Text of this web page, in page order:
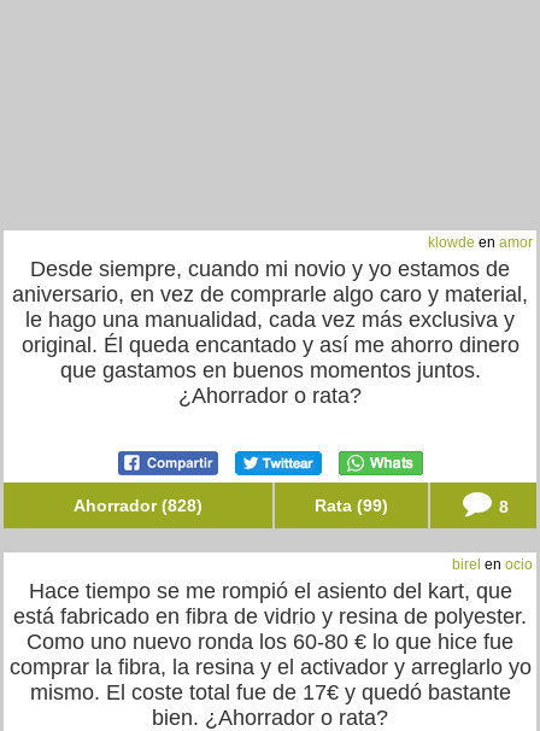
klowde en amor
Desde siempre, cuando mi novio y yo estamos de
aniversario, en vez de comprarle algo caro y material,
le hago una manualidad, cada vez más exclusiva y
original. Él queda encantado y así me ahorro dinero
que gastamos en buenos momentos juntos.
¿Ahorrador o rata?
Ahorrador (828) Rata (99) 8
birel en ocio
Hace tiempo se me rompió el asiento del kart, que
está fabricado en fibra de vidrio y resina de polyester.
Como uno nuevo ronda los 60-80 € lo que hice fue
comprar la fibra, la resina y el activador y arreglarlo yo
mismo. El coste total fue de 17€ y quedó bastante
bien. ¿Ahorrador o rata?